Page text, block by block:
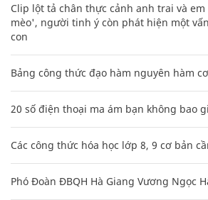
Clip lột tả chân thực cảnh anh trai và
mèo', người tinh ý còn phát hiện một
con
Bảng công thức đạo hàm nguyên hàm
20 số điện thoại ma ám bạn không bao
Các công thức hóa học lớp 8, 9 cơ bản
Phó Đoàn ĐBQH Hà Giang Vương Ngọc